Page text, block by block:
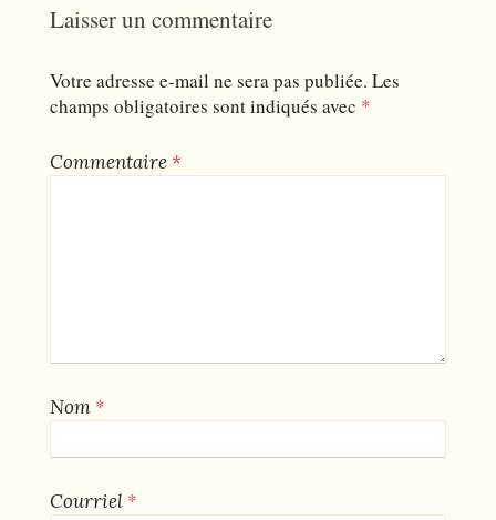
Laisser un commentaire
Votre adresse e-mail ne sera pas publiée. Les
champs obligatoires sont indiqués avec *
Commentaire *
Nom *
Courriel *